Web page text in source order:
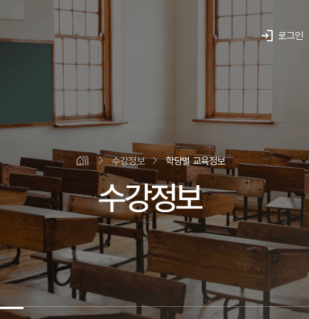
login 로그인
수강정보 학당별 교육정보
수강정보